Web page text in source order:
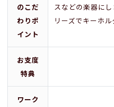
のこだ
わりポ
イント
スなどの楽器に
リーズでキーホル
お支度
特典
ワーク